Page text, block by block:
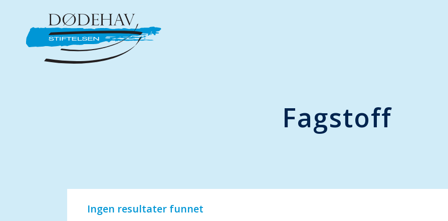
Fagstoff
Ingen resultater funnet